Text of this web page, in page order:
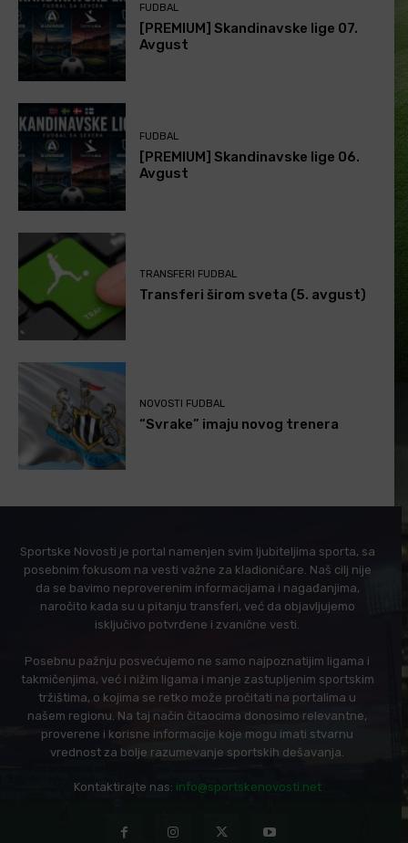
FUDBAL
[PREMIUM] Skandinavske lige 07.
Avgust
FUDBAL
[PREMIUM] Skandinavske lige 06.
Avgust
TRANSFERI FUDBAL
Transferi širom sveta (5. avgust)
NOVOSTI FUDBAL
“Svrake” imaju novog trenera
Sportske Novosti je portal namenjen svim ljubiteljima sporta, sa
posebnim fokusom na vesti važne za kladioničare. Naš cilj nije
da se bavimo neproverenim informacijama i nagađanjima,
naročito kada su u pitanju transferi, već da objavljujemo
isključivo potvrđene i zvanične vesti.
Posebnu pažnju posvećujemo ne samo najpoznatijim ligama i
takmičenjima, već i nižim ligama i manje zastupljenim sportskim
tržištima, o kojima se retko može pročitati na portalima u
našem regionu. Na taj način čitaocima donosimo relevantne,
proverene i korisne informacije koje mogu imati stvarnu
vrednost za bolje razumevanje sportskih dešavanja.
Kontaktirajte nas: info@sportskenovosti.net